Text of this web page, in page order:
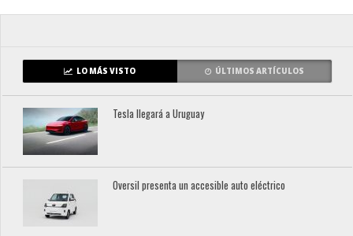
LO MÁS VISTO ÚLTIMOS ARTÍCULOS
Tesla llegará a Uruguay
Oversil presenta un accesible auto eléctrico